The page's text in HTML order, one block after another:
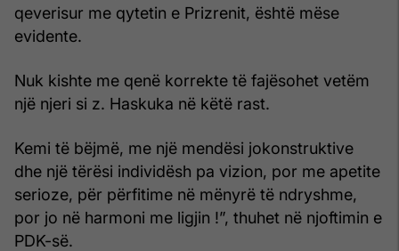
qeverisur me qytetin e Prizrenit, është mëse
evidente.
Nuk kishte me qenë korrekte të fajësohet vetëm
një njeri si z. Haskuka në këtë rast.
Kemi të bëjmë, me një mendësi jokonstruktive
dhe një tërësi individësh pa vizion, por me apetite
serioze, për përfitime në mënyrë të ndryshme,
por jo në harmoni me ligjin !”, thuhet në njoftimin e
PDK-së.